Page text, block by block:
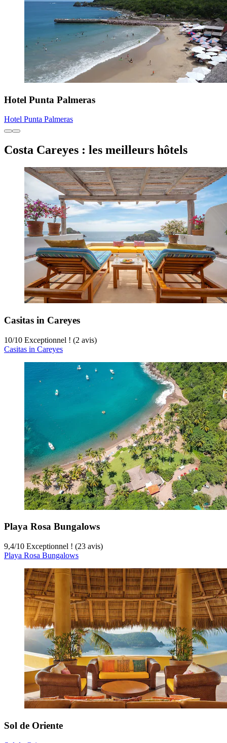
Hotel Punta Palmeras
Hotel Punta Palmeras
Costa Careyes : les meilleurs hôtels
Casitas in Careyes
10/10 Exceptionnel ! (2 avis)
Casitas in Careyes
Playa Rosa Bungalows
9,4/10 Exceptionnel ! (23 avis)
Playa Rosa Bungalows
Sol de Oriente